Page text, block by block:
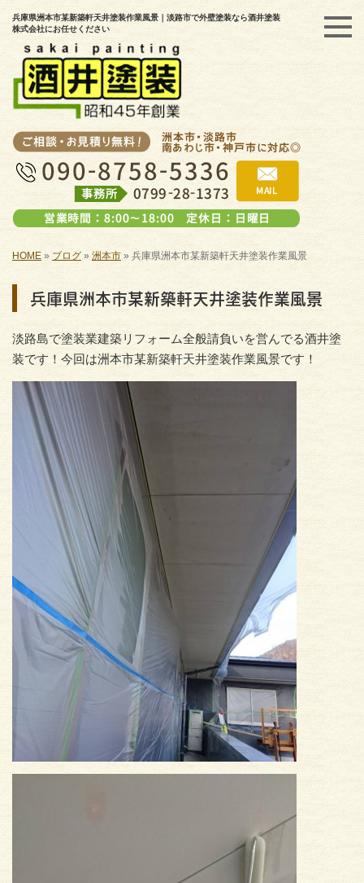
兵庫県洲本市某新築軒天井塗装作業風景｜淡路市で外壁塗装なら酒井塗装
株式会社にお任せください
HOME » ブログ» 洲本市 » 兵庫県洲本市某新築軒天井塗装作業風景
兵庫県洲本市某新築軒天井塗装作業風景
淡路島で塗装業建築リフォーム全般請負いを営んでる酒井塗
装です！今回は洲本市某新築軒天井塗装作業風景です！